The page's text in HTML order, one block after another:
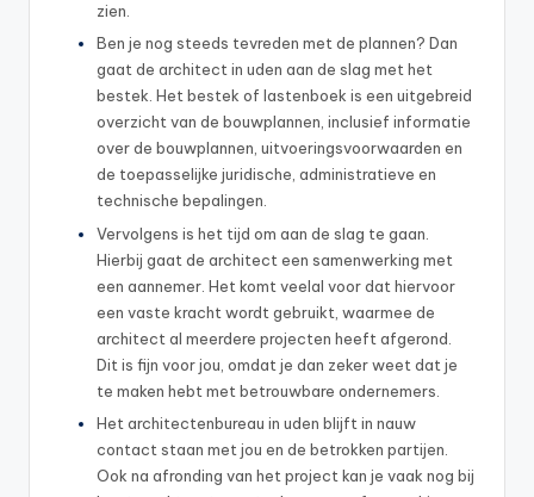
zien.
Ben je nog steeds tevreden met de plannen? Dan
gaat de architect in uden aan de slag met het
bestek. Het bestek of lastenboek is een uitgebreid
overzicht van de bouwplannen, inclusief informatie
over de bouwplannen, uitvoeringsvoorwaarden en
de toepasselijke juridische, administratieve en
technische bepalingen.
Vervolgens is het tijd om aan de slag te gaan.
Hierbij gaat de architect een samenwerking met
een aannemer. Het komt veelal voor dat hiervoor
een vaste kracht wordt gebruikt, waarmee de
architect al meerdere projecten heeft afgerond.
Dit is fijn voor jou, omdat je dan zeker weet dat je
te maken hebt met betrouwbare ondernemers.
Het architectenbureau in uden blijft in nauw
contact staan met jou en de betrokken partijen.
Ook na afronding van het project kan je vaak nog bij